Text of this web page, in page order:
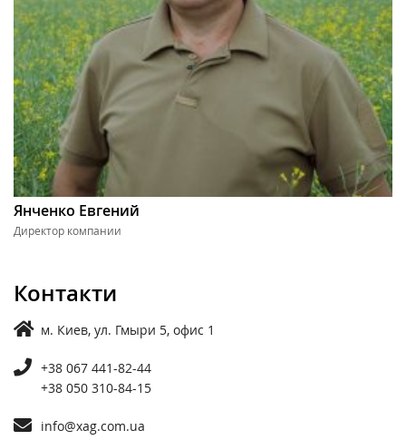
Янченко Евгений
Директор компании
Контакти
м. Киев, ул. Гмыри 5, офис 1
+38 067 441-82-44
+38 050 310-84-15
info@xag.com.ua